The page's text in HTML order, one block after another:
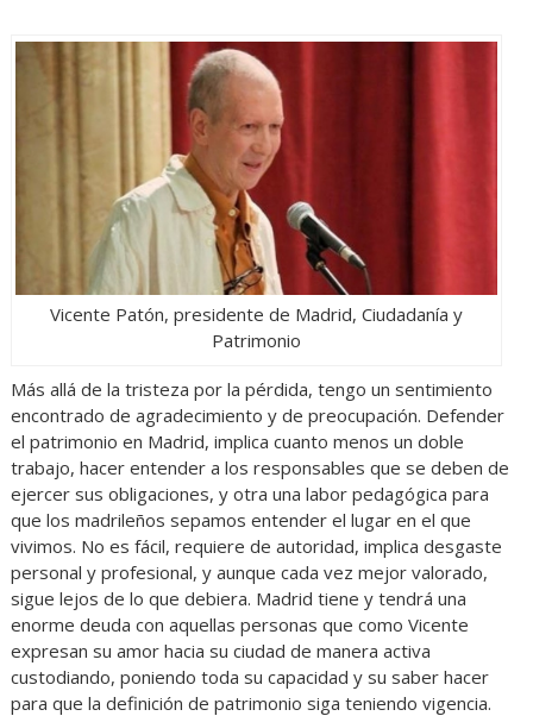
Vicente Patón, presidente de Madrid, Ciudadanía y
Patrimonio
Más allá de la tristeza por la pérdida, tengo un sentimiento
encontrado de agradecimiento y de preocupación. Defender
el patrimonio en Madrid, implica cuanto menos un doble
trabajo, hacer entender a los responsables que se deben de
ejercer sus obligaciones, y otra una labor pedagógica para
que los madrileños sepamos entender el lugar en el que
vivimos. No es fácil, requiere de autoridad, implica desgaste
personal y profesional, y aunque cada vez mejor valorado,
sigue lejos de lo que debiera. Madrid tiene y tendrá una
enorme deuda con aquellas personas que como Vicente
expresan su amor hacia su ciudad de manera activa
custodiando, poniendo toda su capacidad y su saber hacer
para que la definición de patrimonio siga teniendo vigencia.